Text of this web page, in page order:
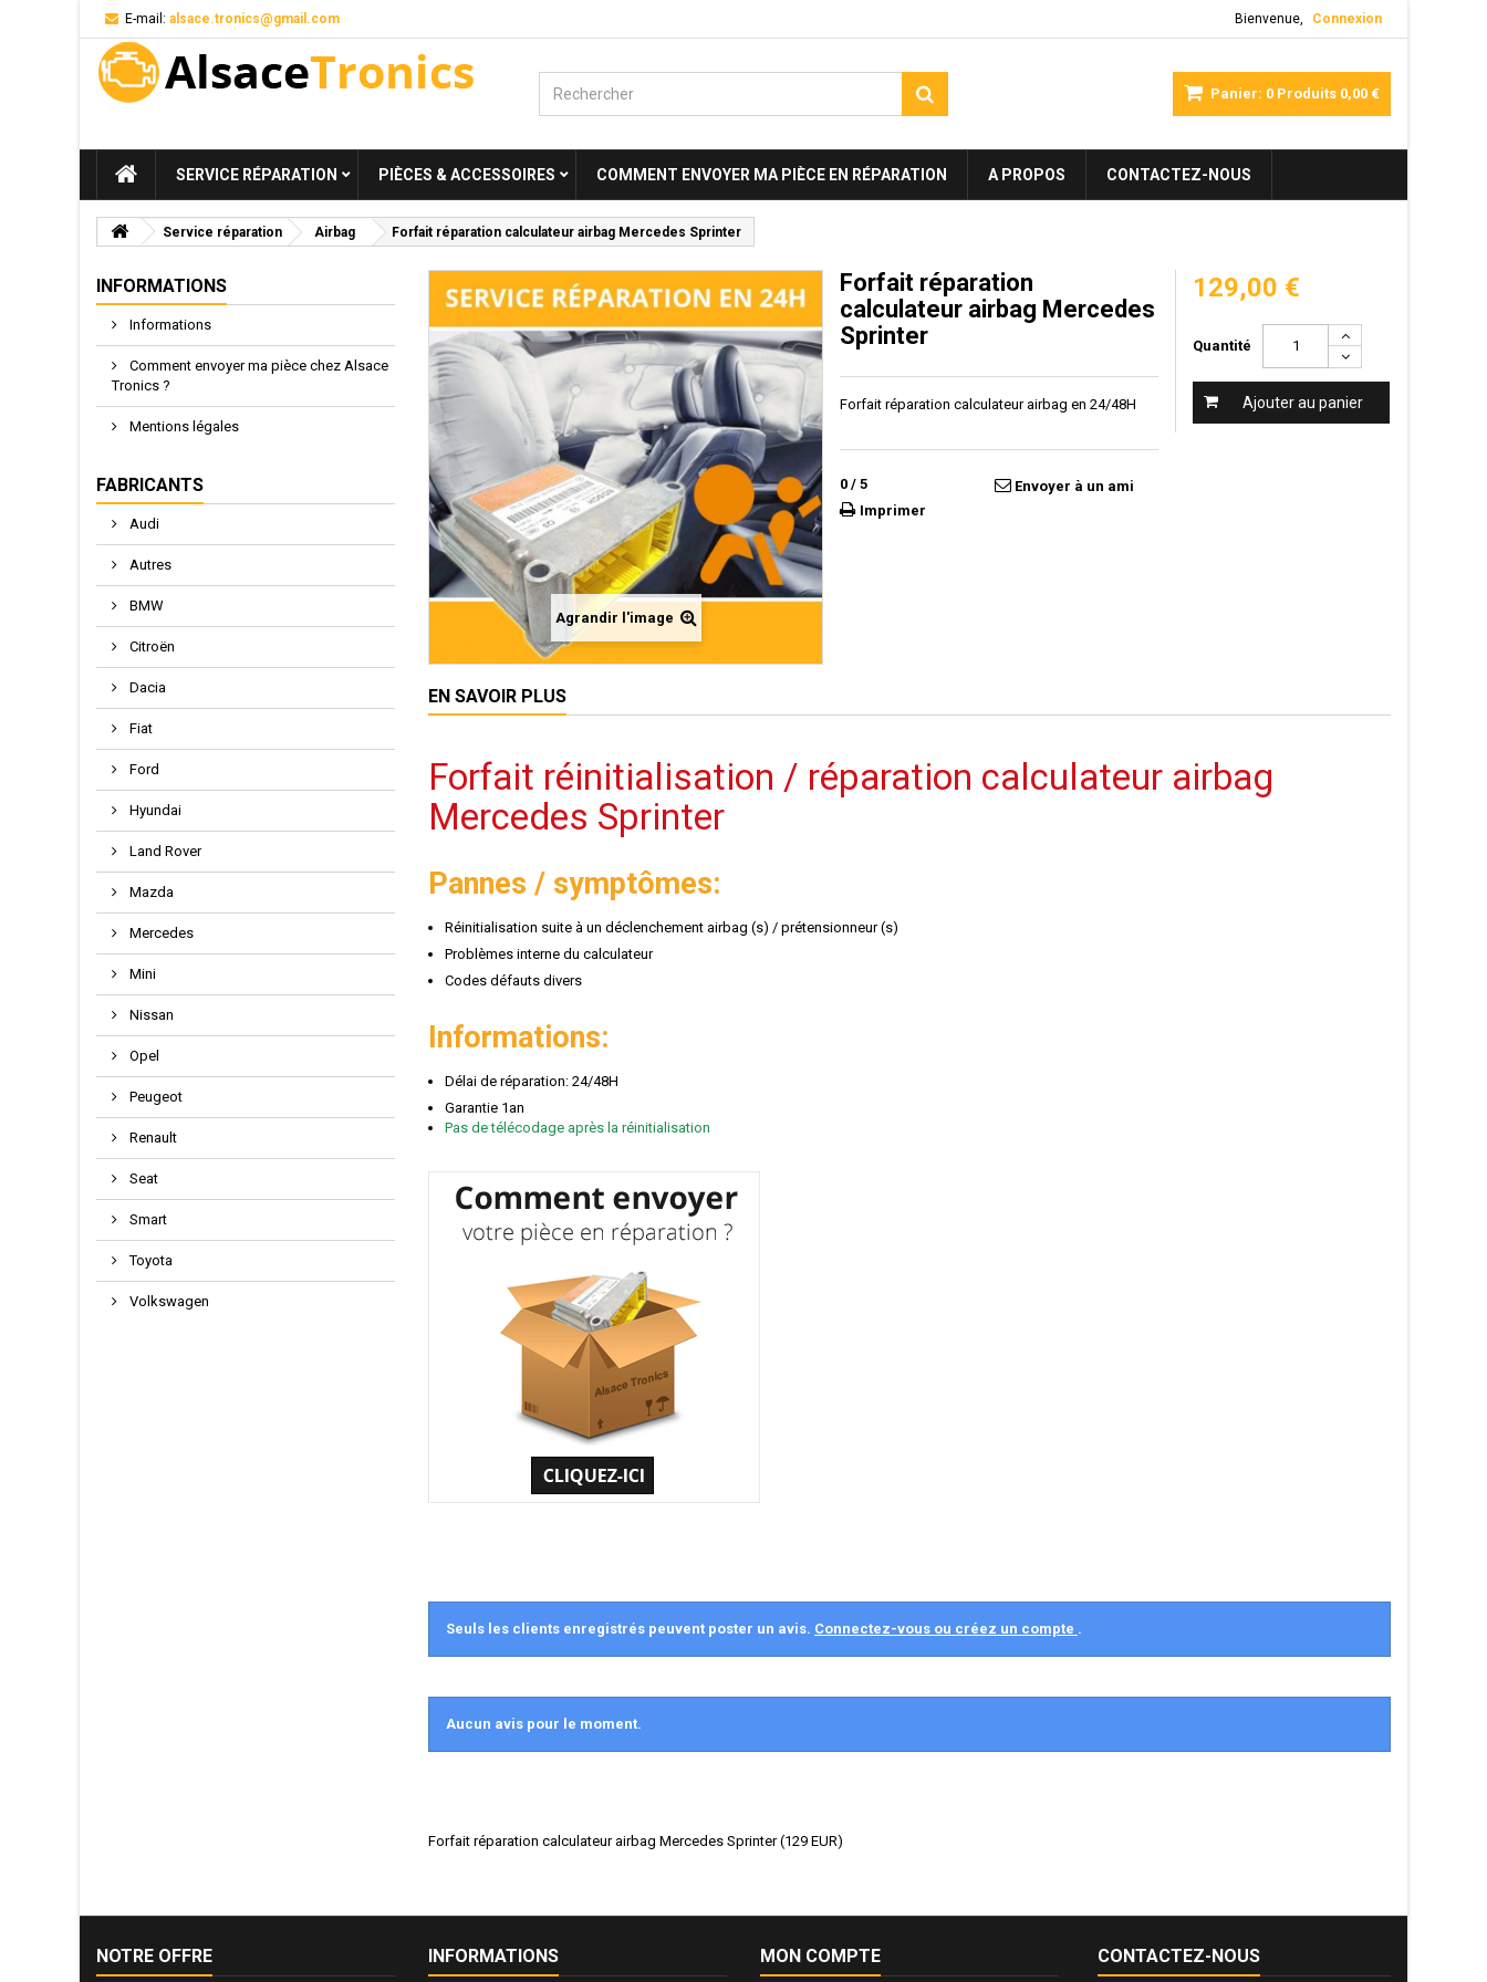
Bienvenue, Connexion
E-mail: alsace.tronics@gmail.com
Panier: 0 Produits 0,00 €
SERVICE RÉPARATION PIÈCES & ACCESSOIRES COMMENT ENVOYER MA PIÈCE EN RÉPARATION A PROPOS CONTACTEZ-NOUS
Service réparation Airbag Forfait réparation calculateur airbag Mercedes Sprinter
INFORMATIONS
Informations
Comment envoyer ma pièce chez Alsace
Tronics ?
Mentions légales
FABRICANTS
Audi
Autres
BMW
Citroën
Dacia
Fiat
Ford
Hyundai
Land Rover
Mazda
Mercedes
Mini
Nissan
Opel
Peugeot
Renault
Seat
Smart
Toyota
Volkswagen
Agrandir l'image
Forfait réparation
calculateur airbag Mercedes
Sprinter
Forfait réparation calculateur airbag en 24/48H
0 / 5
Envoyer à un ami
Imprimer
129,00 €
Quantité
Ajouter au panier
EN SAVOIR PLUS
Forfait réinitialisation / réparation calculateur airbag
Mercedes Sprinter
Pannes / symptômes:
Réinitialisation suite à un déclenchement airbag (s) / prétensionneur (s)
Problèmes interne du calculateur
Codes défauts divers
Informations:
Délai de réparation: 24/48H
Garantie 1an
Pas de télécodage après la réinitialisation
Seuls les clients enregistrés peuvent poster un avis. Connectez-vous ou créez un compte .
Aucun avis pour le moment.
Forfait réparation calculateur airbag Mercedes Sprinter (129 EUR)
NOTRE OFFRE INFORMATIONS MON COMPTE CONTACTEZ-NOUS